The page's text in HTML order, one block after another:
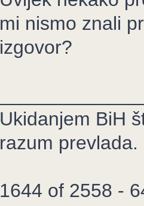
mi nismo znali
izgovor?
Ukidanjem BiH
razum prevlada.
1644 of 2558 -